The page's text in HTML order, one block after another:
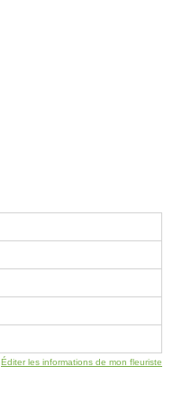
Éditer les informations de mon fleuriste